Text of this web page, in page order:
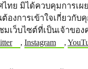
ไทย มิได้ควบคุมการเผ
งการเข้าใจเกี่ยวกับ
มเว็บไซต์ที่เป็นเจ้าขอ
, Instagram ,